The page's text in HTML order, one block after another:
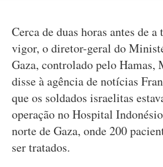
Cerca de duas horas antes de
vigor, o diretor-geral do
Gaza, controlado pelo
disse à agência de notícias
que os soldados israelitas
operação no Hospital
norte de Gaza, onde 200
ser tratados.